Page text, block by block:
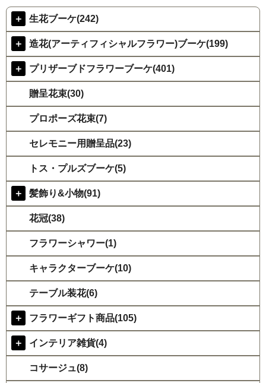
＋ 生花ブーケ(242)
＋ 造花(アーティフィシャルフラワー)ブーケ(199)
＋ プリザーブドフラワーブーケ(401)
贈呈花束(30)
プロポーズ花束(7)
セレモニー用贈呈品(23)
トス・プルズブーケ(5)
＋ 髪飾り&小物(91)
花冠(38)
フラワーシャワー(1)
キャラクターブーケ(10)
テーブル装花(6)
＋ フラワーギフト商品(105)
＋ インテリア雑貨(4)
コサージュ(8)